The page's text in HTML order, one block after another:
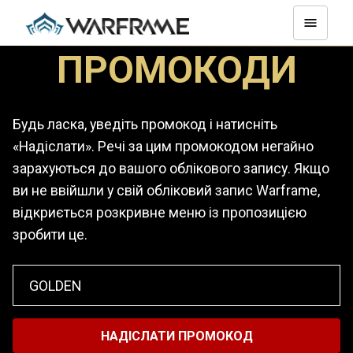
ПРОМОКОДИ
Будь ласка, уведіть промокод і натисніть
«Надіслати». Речі за цим промокодом негайно
зарахуються до вашого облікового запису. Якщо
ви не ввійшли у свій обліковий запис Warframe,
відкриється розкривне меню із пропозицією
зробити це.